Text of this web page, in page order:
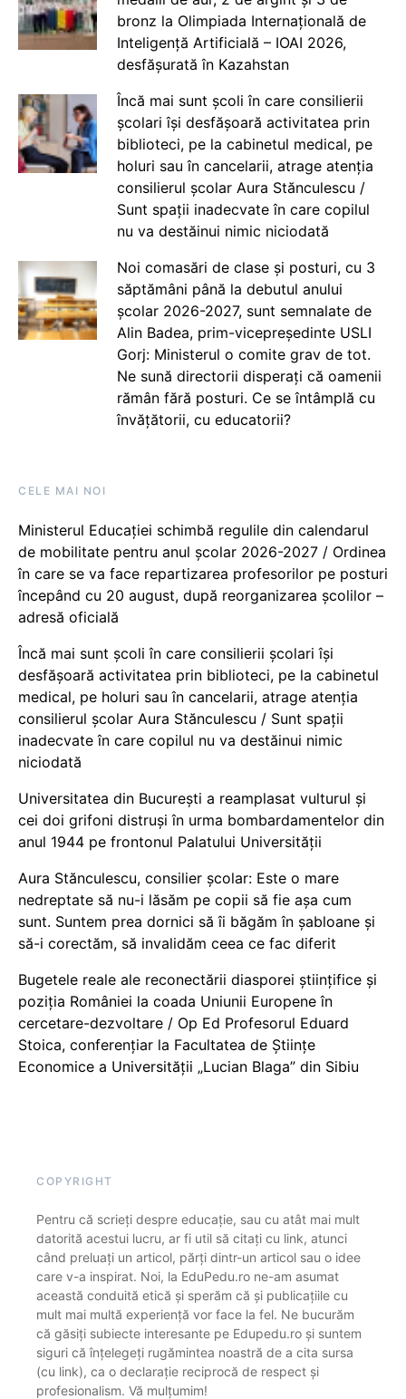
bronz la Olimpiada Internațională de
Inteligență Artificială – IOAI 2026,
desfășurată în Kazahstan
Încă mai sunt școli în care consilierii
școlari își desfășoară activitatea prin
biblioteci, pe la cabinetul medical, pe
holuri sau în cancelarii, atrage atenția
consilierul școlar Aura Stănculescu /
Sunt spații inadecvate în care copilul
nu va destăinui nimic niciodată
Noi comasări de clase și posturi, cu 3
săptămâni până la debutul anului
școlar 2026-2027, sunt semnalate de
Alin Badea, prim-vicepreședinte USLI
Gorj: Ministerul o comite grav de tot.
Ne sună directorii disperați că oamenii
rămân fără posturi. Ce se întâmplă cu
învățătorii, cu educatorii?
CELE MAI NOI
Ministerul Educației schimbă regulile din calendarul
de mobilitate pentru anul școlar 2026-2027 / Ordinea
în care se va face repartizarea profesorilor pe posturi
începând cu 20 august, după reorganizarea școlilor –
adresă oficială
Încă mai sunt școli în care consilierii școlari își
desfășoară activitatea prin biblioteci, pe la cabinetul
medical, pe holuri sau în cancelarii, atrage atenția
consilierul școlar Aura Stănculescu / Sunt spații
inadecvate în care copilul nu va destăinui nimic
niciodată
Universitatea din București a reamplasat vulturul și
cei doi grifoni distruși în urma bombardamentelor din
anul 1944 pe frontonul Palatului Universității
Aura Stănculescu, consilier școlar: Este o mare
nedreptate să nu-i lăsăm pe copii să fie așa cum
sunt. Suntem prea dornici să îi băgăm în șabloane și
să-i corectăm, să invalidăm ceea ce fac diferit
Bugetele reale ale reconectării diasporei științifice și
poziția României la coada Uniunii Europene în
cercetare-dezvoltare / Op Ed Profesorul Eduard
Stoica, conferențiar la Facultatea de Științe
Economice a Universității „Lucian Blaga” din Sibiu
COPYRIGHT
Pentru că scrieți despre educație, sau cu atât mai mult
datorită acestui lucru, ar fi util să citați cu link, atunci
când preluați un articol, părți dintr-un articol sau o idee
care v-a inspirat. Noi, la EduPedu.ro ne-am asumat
această conduită etică și sperăm că și publicațiile cu
mult mai multă experiență vor face la fel. Ne bucurăm
că găsiți subiecte interesante pe Edupedu.ro și suntem
siguri că înțelegeți rugămintea noastră de a cita sursa
(cu link), ca o declarație reciprocă de respect și
profesionalism. Vă mulțumim!